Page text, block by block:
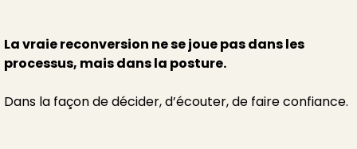
La vraie reconversion ne se joue pas dans les
processus, mais dans la posture.
Dans la façon de décider, d’écouter, de faire confiance.